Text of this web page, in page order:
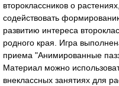
второклассников о
содействовать
развитию интереса
родного края. Игра
приема "Анимированные
Материал можно
внеклассных занятиях для